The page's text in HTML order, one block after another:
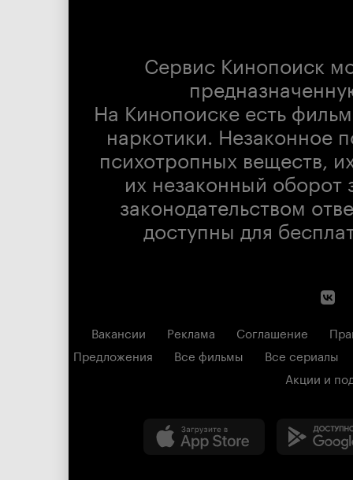
Сервис Кинопоиск
На Кинопоиске есть
наркотики. Незаконное
психотропных веществ,
их незаконный оборот
законодательством
доступны для
Вакансии Реклама Соглашение
Предложения
Все фильмы
Все сериалы
Акции и